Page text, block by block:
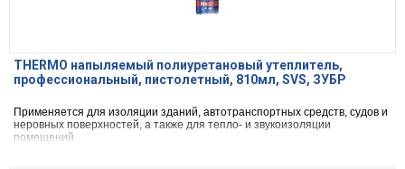
THERMO напыляемый полиуретановый утеплитель,
профессиональный, пистолетный, 810мл, SVS, ЗУБР
Применяется для изоляции зданий, автотранспортных средств, судов и
неровных поверхностей, а также для тепло- и звукоизоляции
помещений